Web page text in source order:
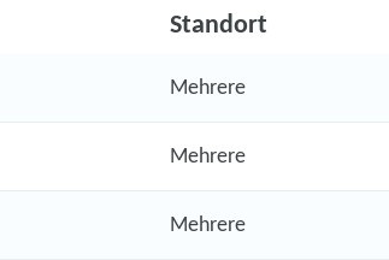
Standort
Mehrere
Mehrere
Mehrere